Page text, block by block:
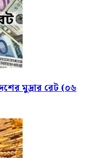
মুদ্রার রেট (০৬